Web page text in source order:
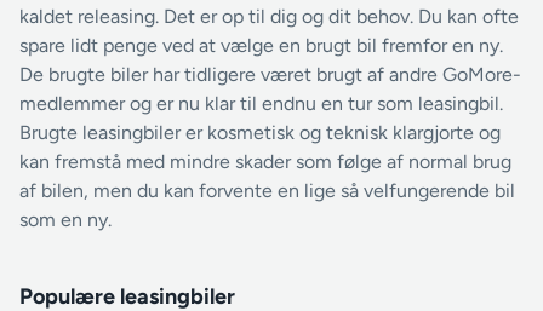
kaldet releasing. Det er op til dig og dit behov. Du kan ofte
spare lidt penge ved at vælge en brugt bil fremfor en ny.
De brugte biler har tidligere været brugt af andre GoMore-
medlemmer og er nu klar til endnu en tur som leasingbil.
Brugte leasingbiler er kosmetisk og teknisk klargjorte og
kan fremstå med mindre skader som følge af normal brug
af bilen, men du kan forvente en lige så velfungerende bil
som en ny.
Populære leasingbiler